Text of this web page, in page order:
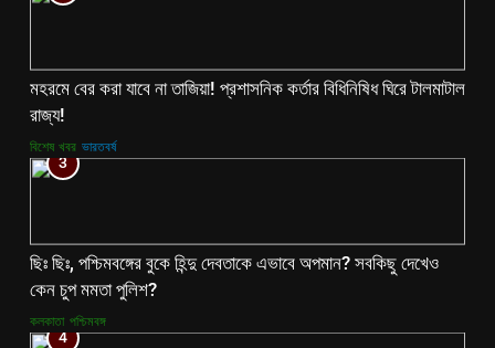
মহরমে বের করা যাবে না তাজিয়া! প্রশাসনিক কর্তার বিধিনিষিধ ঘিরে টালমাটাল
রাজ্য!
বিশেষ খবর ভারতবর্ষ
3
ছিঃ ছিঃ, পশ্চিমবঙ্গের বুকে হিন্দু দেবতাকে এভাবে অপমান? সবকিছু দেখেও
কেন চুপ মমতা পুলিশ?
কলকাতা পশ্চিমবঙ্গ
4